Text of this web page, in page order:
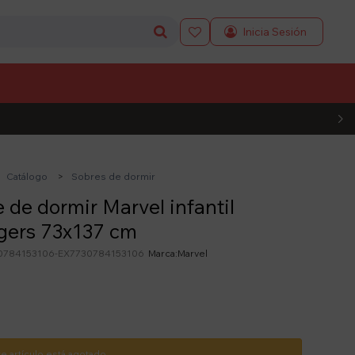

Catálogo Sobres de dormir
de dormir Marvel infantil
73x137 cm
EX7730784153106 Marvel